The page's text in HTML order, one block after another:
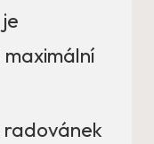
radovánek